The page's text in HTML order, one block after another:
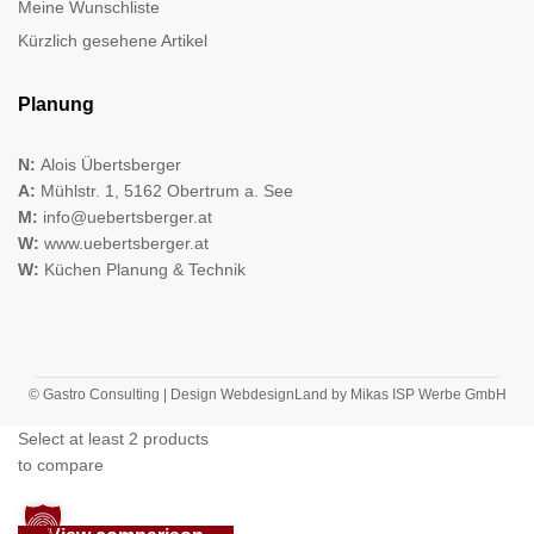
Meine Wunschliste
Kürzlich gesehene Artikel
Planung
N: Alois Übertsberger
A: Mühlstr. 1, 5162 Obertrum a. See
M: info@uebertsberger.at
W: www.uebertsberger.at
W: Küchen Planung & Technik
© Gastro Consulting | Design WebdesignLand by Mikas ISP Werbe GmbH
Select at least 2 products
to compare